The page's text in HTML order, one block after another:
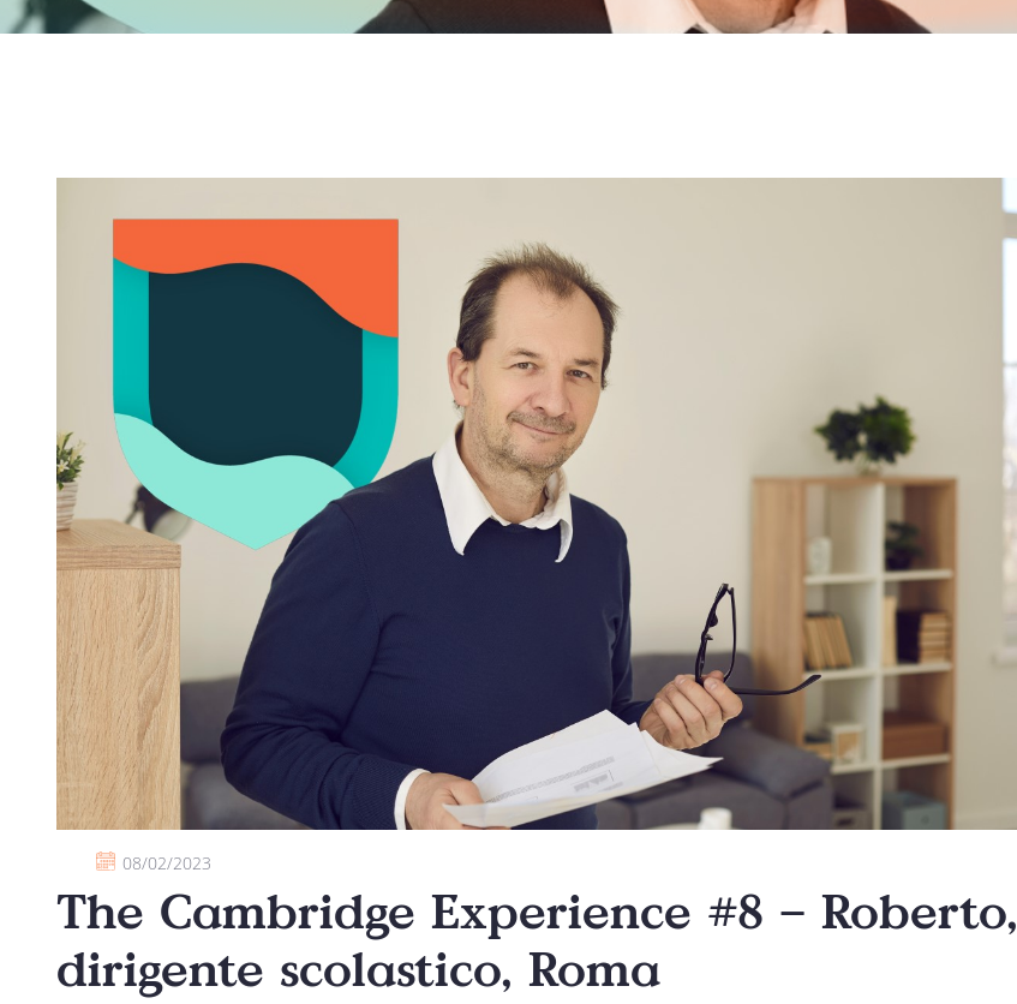
08/02/2023
The Cambridge Experience #8 – Roberto,
dirigente scolastico, Roma